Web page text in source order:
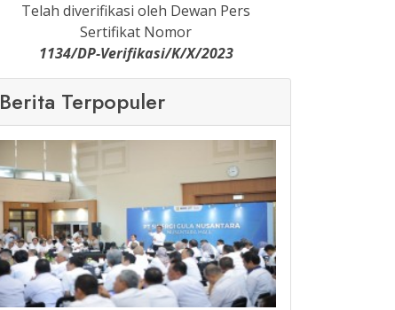
Telah diverifikasi oleh Dewan Pers
Sertifikat Nomor
1134/DP-Verifikasi/K/X/2023
Berita Terpopuler